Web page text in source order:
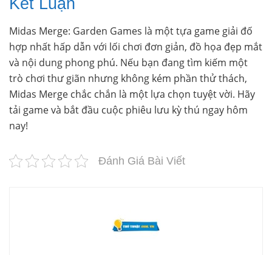
Midas Merge: Garden Games là một tựa game giải đố
hợp nhất hấp dẫn với lối chơi đơn giản, đồ họa đẹp mắt
và nội dung phong phú. Nếu bạn đang tìm kiếm một
trò chơi thư giãn nhưng không kém phần thử thách,
Midas Merge chắc chắn là một lựa chọn tuyệt vời. Hãy
tải game và bắt đầu cuộc phiêu lưu kỳ thú ngay hôm
nay!
Đánh Giá Bài Viết